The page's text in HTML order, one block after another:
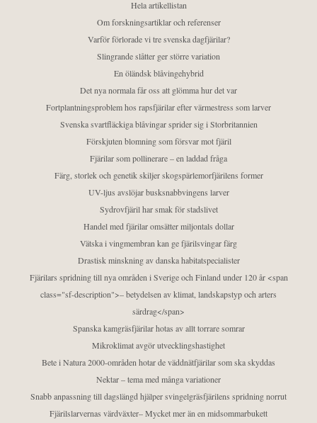
Hela artikellistan
Om forskningsartiklar och referenser
Varför förlorade vi tre svenska dagfjärilar?
Slingrande slåtter ger större variation
En öländsk blåvingehybrid
Det nya normala får oss att glömma hur det var
Fortplantningsproblem hos rapsfjärilar efter värmestress som larver
Svenska svartfläckiga blåvingar sprider sig i Storbritannien
Förskjuten blomning som försvar mot fjäril
Fjärilar som pollinerare – en laddad fråga
Färg, storlek och genetik skiljer skogspärlemorfjärilens former
UV-ljus avslöjar busksnabbvingens larver
Sydrovfjäril har smak för stadslivet
Handel med fjärilar omsätter miljontals dollar
Vätska i vingmembran kan ge fjärilsvingar färg
Drastisk minskning av danska habitatspecialister
Fjärilars spridning till nya områden i Sverige och Finland under 120 år <span
class="sf-description">– betydelsen av klimat, landskapstyp och arters
särdrag</span>
Spanska kamgräsfjärilar hotas av allt torrare somrar
Mikroklimat avgör utvecklingshastighet
Bete i Natura 2000-områden hotar de väddnätfjärilar som ska skyddas
Nektar – tema med många variationer
Snabb anpassning till dagslängd hjälper svingelgräsfjärilens spridning norrut
Fjärilslarvernas värdväxter– Mycket mer än en midsommarbukett